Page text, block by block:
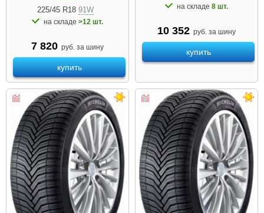
225/45 R18 91W
на складе >12 шт.
7 820 руб. за шину
купить
на складе 8 шт.
10 352 руб. за шину
купить